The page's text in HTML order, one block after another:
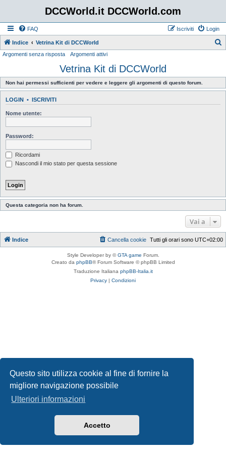
Questo sito utilizza cookie al fine di fornire la
migliore navigazione possibile
Ulteriori informazioni
Accetto
DCCWorld.it DCCWorld.com
FAQ Login
Iscriviti
Indice Vetrina Kit di DCCWorld
c
a
Argomenti senza risposta Argomenti attivi
Vetrina Kit di DCCWorld
Non hai permessi sufficienti per vedere e leggere gli argomenti di questo forum.
LOGIN • ISCRIVITI
Nome utente:
Password:
Ricordami
Nascondi il mio stato per questa sessione
Questa categoria non ha forum.
Vai a
Indice Tutti gli orari sono UTC+02:00
Cancella cookie
Style Developer by ©GTA game Forum.
Creato da phpBB® Forum Software © phpBB Limited
Traduzione Italiana phpBB-Italia.it
Privacy | Condizioni